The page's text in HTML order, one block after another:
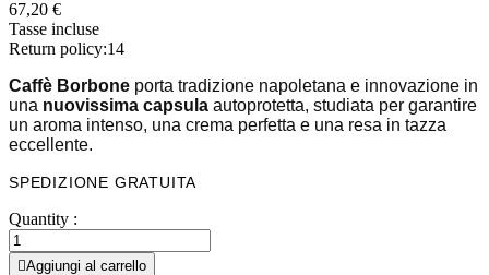
67,20 €
Tasse incluse
Return policy:14
Caffè Borbone porta tradizione napoletana e innovazione in
una nuovissima capsula autoprotetta, studiata per garantire
un aroma intenso, una crema perfetta e una resa in tazza
eccellente.
SPEDIZIONE GRATUITA
Quantity :
Aggiungi al carrello